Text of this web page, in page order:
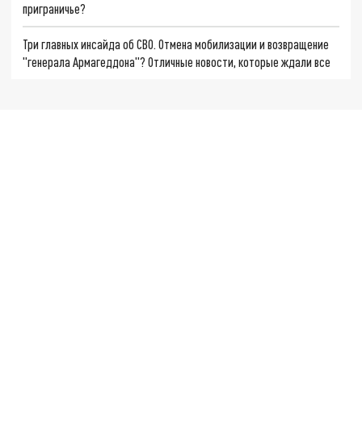
приграничье?
Три главных инсайда об СВО. Отмена мобилизации и возвращение
"генерала Армагеддона"? Отличные новости, которые ждали все